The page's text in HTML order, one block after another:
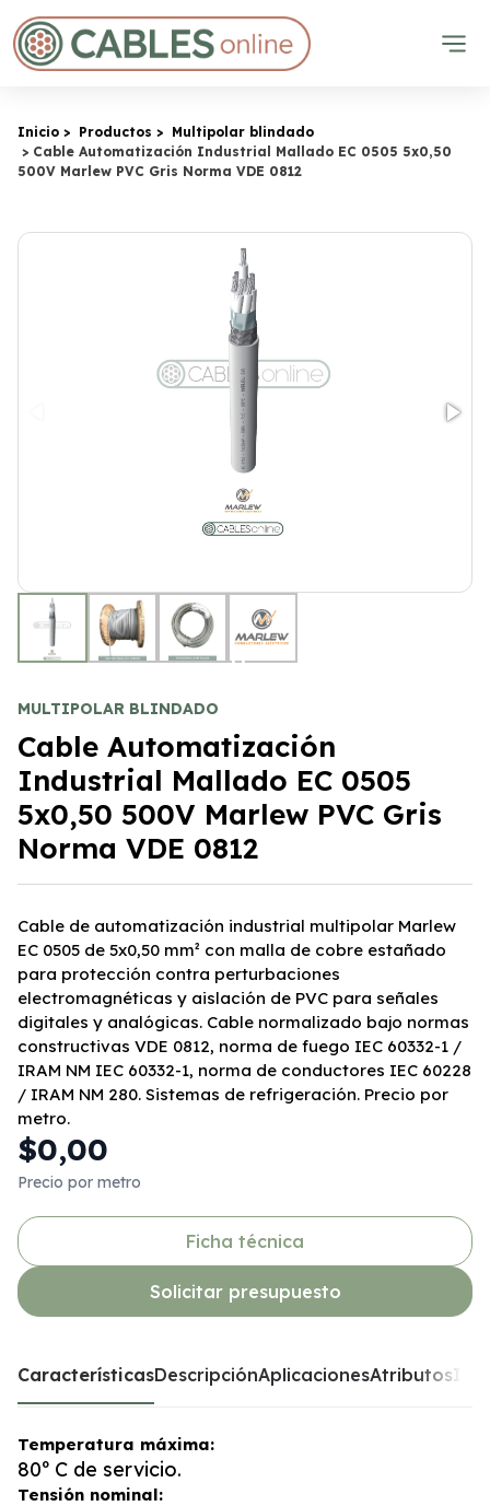
Inicio Productos
Multipolar blindado
Cable Automatización Industrial Mallado EC 0505 5x0,50
500V Marlew PVC Gris Norma VDE 0812
+1
MULTIPOLAR BLINDADO
Cable Automatización
Industrial Mallado EC 0505
5x0,50 500V Marlew PVC Gris
Norma VDE 0812
Cable de automatización industrial multipolar Marlew
EC 0505 de 5x0,50 mm² con malla de cobre estañado
para protección contra perturbaciones
electromagnéticas y aislación de PVC para señales
digitales y analógicas. Cable normalizado bajo normas
constructivas VDE 0812, norma de fuego IEC 60332-1 /
IRAM NM IEC 60332-1, norma de conductores IEC 60228
/ IRAM NM 280. Sistemas de refrigeración. Precio por
metro.
$0,00
Precio por metro
Ficha técnica
Solicitar presupuesto
CaracterísticasDescripciónAplicacionesAtributos
Temperatura máxima:
80º C de servicio.
Tensión nominal: